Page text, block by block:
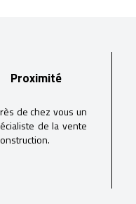
Proximité
de chez vous un
de la vente